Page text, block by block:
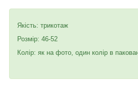
Якість: трикотаж
Розмір: 46-52
Колір: як на фото, один колір в